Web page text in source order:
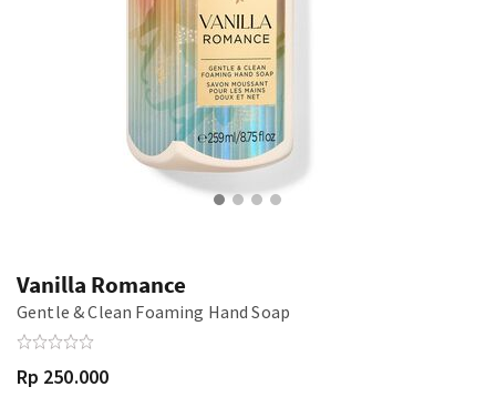
Vanilla Romance
Gentle & Clean Foaming Hand Soap
Rp 250.000